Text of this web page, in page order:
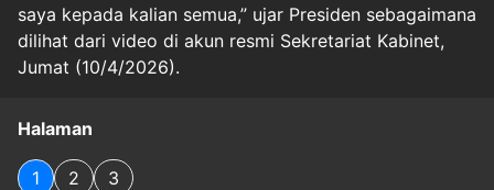
saya kepada kalian semua,” ujar Presiden sebagaimana
dilihat dari video di akun resmi Sekretariat Kabinet,
Jumat (10/4/2026).
Halaman
1 2 3